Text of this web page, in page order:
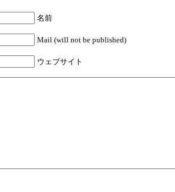
名前
Mail (will not be published)
ウェブサイト